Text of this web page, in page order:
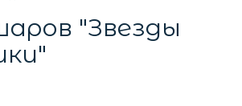
"Звезды